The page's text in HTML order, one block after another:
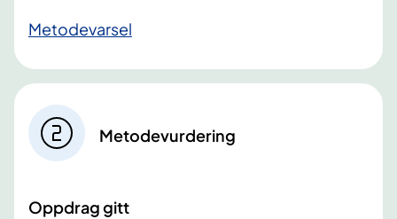
​Metodevarsel
Metodevurdering
Oppdrag gitt